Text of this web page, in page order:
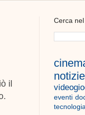
il
Cerca
notizie
eventi
tecnologia